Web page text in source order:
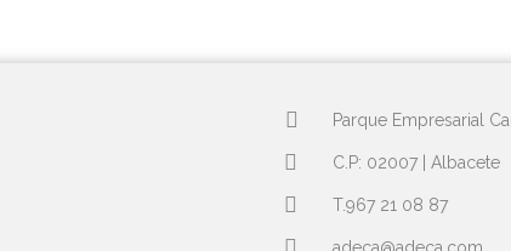
Parque Empresarial
C.P: 02007 | Albacete
T.967 21 08 87